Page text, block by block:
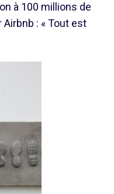
à 100 millions de
: « Tout est